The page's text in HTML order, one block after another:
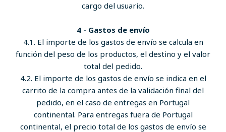
cargo del usuario.
4 - Gastos de envío
4.1. El importe de los gastos de envío se calcula en
función del peso de los productos, el destino y el valor
total del pedido.
4.2. El importe de los gastos de envío se indica en el
carrito de la compra antes de la validación final del
pedido, en el caso de entregas en Portugal
continental. Para entregas fuera de Portugal
continental, el precio total de los gastos de envío se